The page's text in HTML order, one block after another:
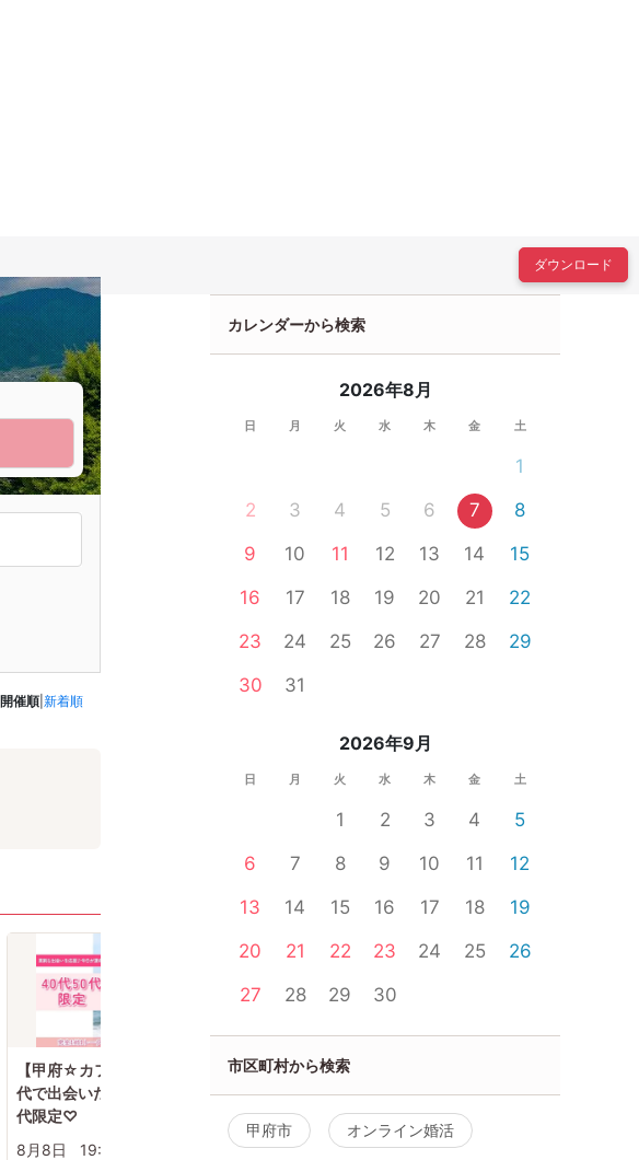
ダウンロード
開催順 新着順
【甲府☆カフェ婚活】♡同年
代で出会いたい方♡40代・50
代限定♡
8月8日
19:30〜
【40代後半50代60代前半中
心】恋活ホームパーティ！｜8
月9日（日）12時
8月9日
12:00〜 甲府市
ですが男女で開
カレンダーから検索
2026年8月
日 月 火 水 木 金 土
1
2
3 4 5 6 7
8
9
10 11 12 13 14
15
16
17 18 19 20 21
22
23
24 25 26 27 28
29
30
31
2026年9月
日 月 火 水 木 金 土
1 2 3 4
5
6
7 8 9 10 11
12
13
14 15 16 17 18
19
20
21 22 23 24 25
26
27
28 29 30
市区町村から検索
甲府市 オンライン婚活